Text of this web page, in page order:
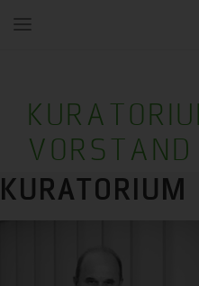
Toggle
VORSTAND
KURATORIUM